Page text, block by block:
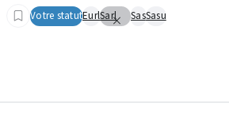
Votre statutEurlSarl SasSasu